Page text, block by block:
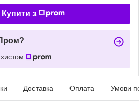
Купити з
Доставка Оплата Умови